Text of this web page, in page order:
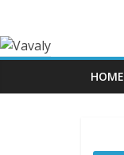
HOME